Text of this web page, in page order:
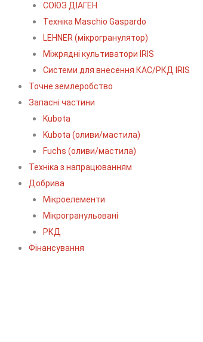
СОЮЗ ДІАГЕН
Техніка Maschio Gaspardo
LEHNER (мікрогранулятор)
Міжрядні культиватори IRIS
Системи для внесення КАС/РКД IRIS
Точне землеробство
Запасні частини
Kubota
Kubota (оливи/мастила)
Fuchs (оливи/мастила)
Техніка з напрацюванням
Добрива
Мікроелементи
Мікрогранульовані
РКД
Фінансування